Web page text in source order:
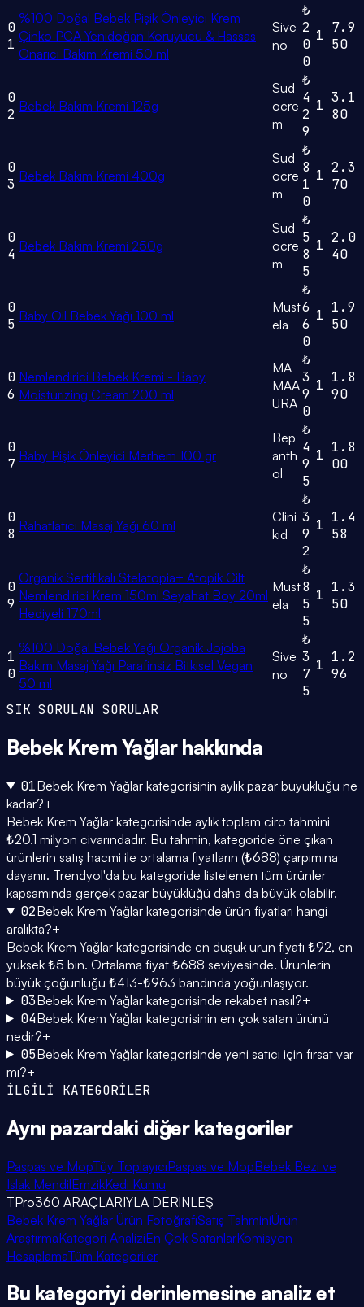
0
1
%100 Doğal Bebek Pişik Önleyici Krem
Çinko PCA Yenidoğan Koruyucu & Hassas
Onarıcı Bakım Kremi 50 ml
Sive
no
₺
2
0
0
1 7.9
50
0
2 Bebek Bakım Kremi 125g
Sud
ocre
m
₺
4
2
9
1 3.1
80
0
3 Bebek Bakım Kremi 400g
Sud
ocre
m
₺
8
1
0
1 2.3
70
0
4 Bebek Bakım Kremi 250g
Sud
ocre
m
₺
5
8
5
1 2.0
40
0
5 Baby Oil Bebek Yağı 100 ml
Must
ela
₺
6
6
0
1 1.9
50
0
6
Nemlendirici Bebek Kremi - Baby
Moisturizing Cream 200 ml
MA
MAA
URA
₺
3
9
0
1 1.8
90
0
7 Baby Pişik Önleyici Merhem 100 gr
Bep
anth
ol
₺
4
9
5
1 1.8
00
0
8 Rahatlatıcı Masaj Yağı 60 ml
Clini
kid
₺
3
9
2
1 1.4
58
0
9
Organik Sertifikalı Stelatopia+ Atopik Cilt
Nemlendirici Krem 150ml Seyahat Boy 20ml
Hediyeli 170ml
Must
ela
₺
8
5
5
1 1.3
50
1
0
%100 Doğal Bebek Yağı Organik Jojoba
Bakım Masaj Yağı Parafinsiz Bitkisel Vegan
50 ml
Sive
no
₺
3
7
5
1 1.2
96
SIK SORULAN SORULAR
Bebek Krem Yağlarhakkında
01Bebek Krem Yağlar kategorisinin aylık pazar büyüklüğü ne
kadar?+
Bebek Krem Yağlar kategorisinde aylık toplam ciro tahmini
₺20.1 milyon civarındadır. Bu tahmin, kategoride öne çıkan
ürünlerin satış hacmi ile ortalama fiyatların (₺688) çarpımına
dayanır. Trendyol'da bu kategoride listelenen tüm ürünler
kapsamında gerçek pazar büyüklüğü daha da büyük olabilir.
02Bebek Krem Yağlar kategorisinde ürün fiyatları hangi
aralıkta?+
Bebek Krem Yağlar kategorisinde en düşük ürün fiyatı ₺92, en
yüksek ₺5 bin. Ortalama fiyat ₺688 seviyesinde. Ürünlerin
büyük çoğunluğu ₺413-₺963 bandında yoğunlaşıyor.
03Bebek Krem Yağlar kategorisinde rekabet nasıl?+
04Bebek Krem Yağlar kategorisinin en çok satan ürünü
nedir?+
05Bebek Krem Yağlar kategorisinde yeni satıcı için fırsat var
mı?+
İLGİLİ KATEGORİLER
Aynı pazardaki diğer kategoriler
Paspas ve MopTüy ToplayıcıPaspas ve MopBebek Bezi ve
Islak MendilEmzikKedi Kumu
TPro360 ARAÇLARIYLA DERİNLEŞ
Bebek Krem Yağlar Ürün FotoğrafıSatış TahminiÜrün
AraştırmaKategori AnaliziEn Çok SatanlarKomisyon
HesaplamaTüm Kategoriler
Bu kategoriyi derinlemesine analiz et